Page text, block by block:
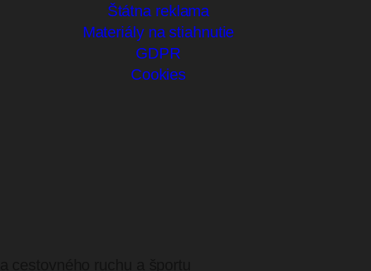
Štátna reklama
Materiály na stiahnutie
GDPR
Cookies